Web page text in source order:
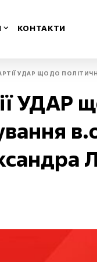
КОНТАКТИ
УДАР ЩОДО
УДАР